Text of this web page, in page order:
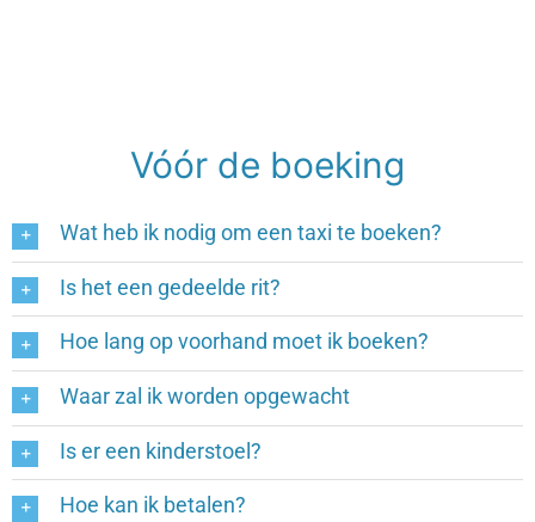
Vóór de boeking
Wat heb ik nodig om een taxi te boeken?
Is het een gedeelde rit?
Hoe lang op voorhand moet ik boeken?
Waar zal ik worden opgewacht
Is er een kinderstoel?
Hoe kan ik betalen?